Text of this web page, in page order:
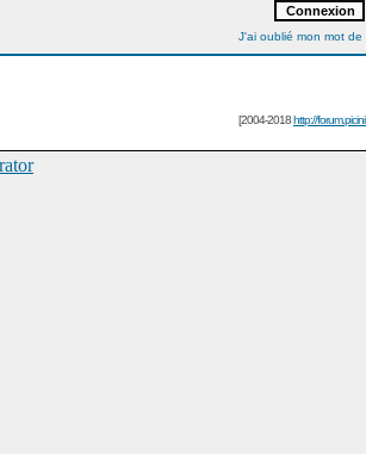
J'ai oublié mon mot de
[2004-2018http://